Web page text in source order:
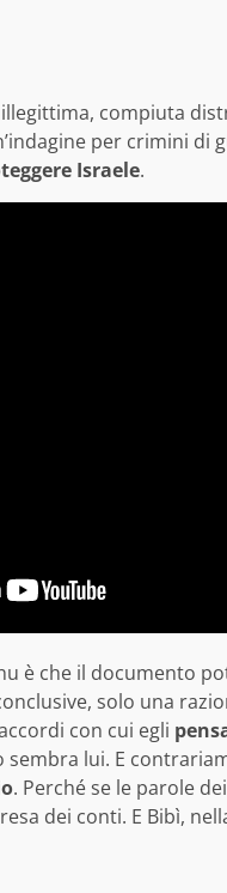
compiuta
per crimini di
Israele.
è che il documento
solo una
con cui egli
sembra lui. E
. Perché se le parole
dei conti. E Bibì,